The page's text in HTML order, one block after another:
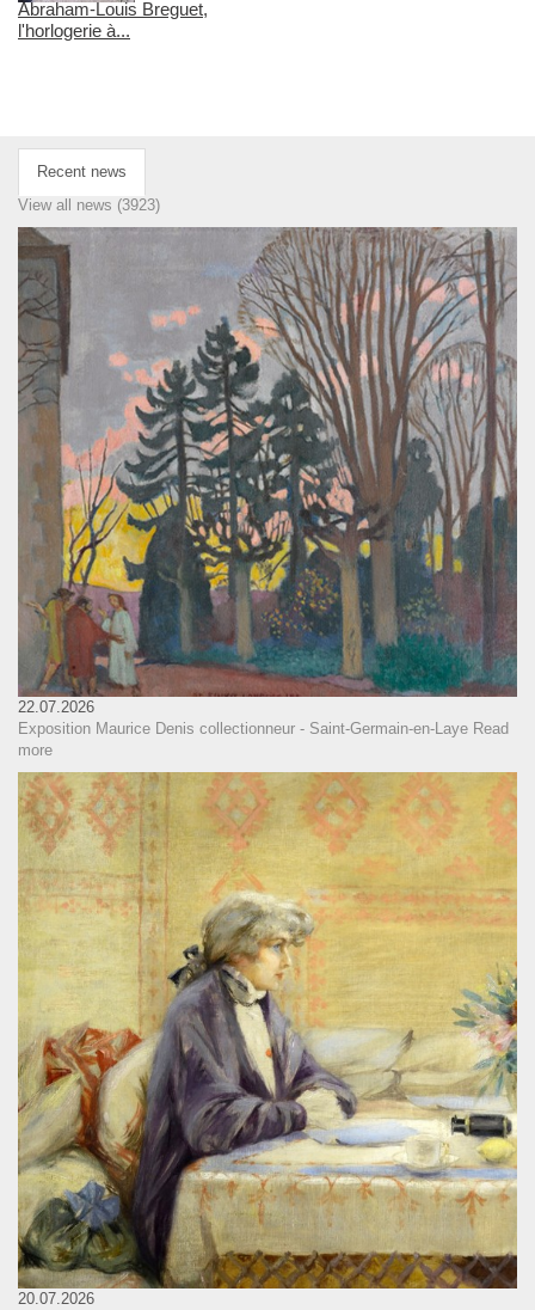
Abraham-Louis Breguet,
l'horlogerie à...
Recent news
View all news (3923)
22.07.2026
Exposition Maurice Denis collectionneur - Saint-Germain-en-Laye Read
more
20.07.2026